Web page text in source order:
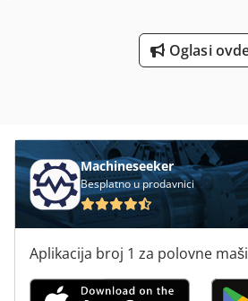
Oglasi
Machineseeker
Besplatno u prodavnici
Aplikacija broj 1 za polovne